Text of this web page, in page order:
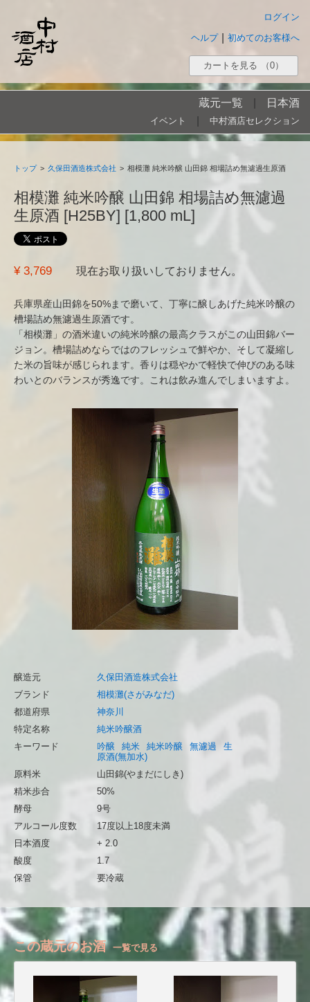
ログイン
初めてのお客様へ
ヘルプ
カートを見る （0）
蔵元一覧 日本酒
イベント 中村酒店セレクション
トップ > 久保田酒造株式会社 > 相模灘 純米吟醸 山田錦 相場詰め無濾過生原酒
相模灘 純米吟醸 山田錦 相場詰め無濾過
生原酒 [H25BY] [1,800 mL]
¥ 3,769 現在お取り扱いしておりません。
兵庫県産山田錦を50%まで磨いて、丁寧に醸しあげた純米吟醸の
槽場詰め無濾過生原酒です。
「相模灘」の酒米違いの純米吟醸の最高クラスがこの山田錦バー
ジョン。槽場詰めならではのフレッシュで鮮やか、そして凝縮し
た米の旨味が感じられます。香りは穏やかで軽快で伸びのある味
わいとのバランスが秀逸です。これは飲み進んでしまいますよ。
醸造元
久保田酒造株式会社
ブランド
相模灘(さがみなだ)
都道府県
神奈川
特定名称
純米吟醸酒
キーワード
吟醸 純米 純米吟醸 無濾過
生
原酒(無加水)
原料米
山田錦(やまだにしき)
精米歩合
50%
酵母
9号
アルコール度数
17度以上18度未満
日本酒度
+ 2.0
酸度
1.7
保管
要冷蔵
この蔵元のお酒 一覧で見る